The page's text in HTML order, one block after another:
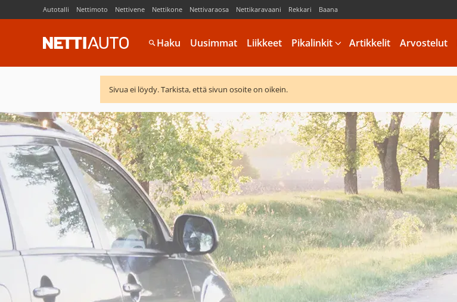
Autotalli Nettimoto Nettivene Nettikone Nettivaraosa Nettikaravaani Rekkari Baana
Haku Uusimmat Liikkeet Pikalinkit Artikkelit Arvostelut
Sivua ei löydy. Tarkista, että sivun osoite on oikein.